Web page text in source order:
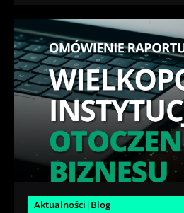
Aktualności|Blog